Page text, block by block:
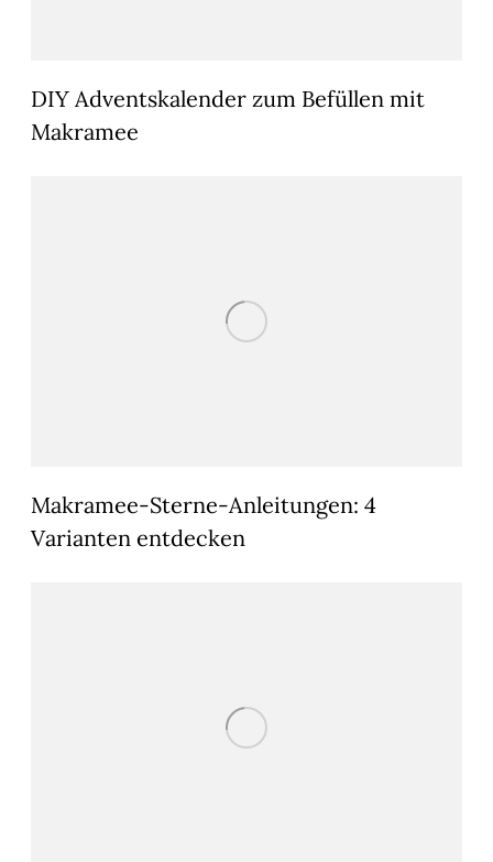
DIY Adventskalender zum Befüllen mit
Makramee
Makramee-Sterne-Anleitungen: 4
Varianten entdecken